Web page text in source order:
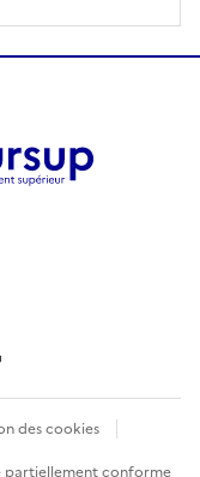
des cookies
partiellement conforme